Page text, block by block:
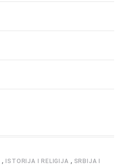
,ISTORIJA I RELIGIJA , SRBIJA I